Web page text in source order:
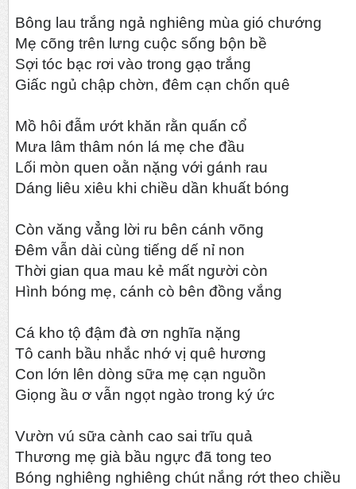
Bông lau trắng ngả nghiêng mùa gió chướng
Mẹ cõng trên lưng cuộc sống bộn bề
Sợi tóc bạc rơi vào trong gạo trắng
Giấc ngủ chập chờn, đêm cạn chốn quê
Mồ hôi đẫm ướt khăn rằn quấn cổ
Mưa lâm thâm nón lá mẹ che đầu
Lối mòn quen oằn nặng với gánh rau
Dáng liêu xiêu khi chiều dần khuất bóng
Còn văng vẳng lời ru bên cánh võng
Đêm vẫn dài cùng tiếng dế nỉ non
Thời gian qua mau kẻ mất người còn
Hình bóng mẹ, cánh cò bên đồng vắng
Cá kho tộ đậm đà ơn nghĩa nặng
Tô canh bầu nhắc nhớ vị quê hương
Con lớn lên dòng sữa mẹ cạn nguồn
Giọng ầu ơ vẫn ngọt ngào trong ký ức
Vườn vú sữa cành cao sai trĩu quả
Thương mẹ già bầu ngực đã tong teo
Bóng nghiêng nghiêng chút nắng rớt theo chiều